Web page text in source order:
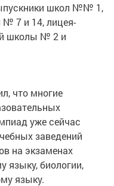
школ №№ 1,
№ 7 и 14, лицея-
школы № 2 и
что многие
уже сейчас
заведений
на экзаменах
языку, биологии,
языку.